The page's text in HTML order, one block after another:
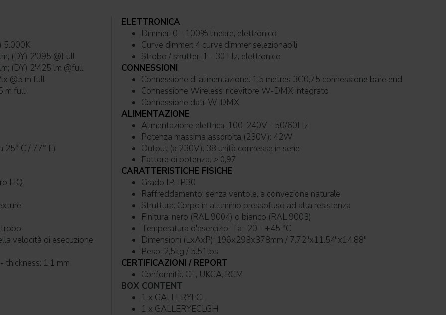
5.000K
(DY) 2'095 @Full
(DY) 2'425 lm @full
@5 m full
m full
@Ta 25° C / 77° F)
HQ
strobo
della velocità di esecuzione
thickness: 1,1 mm
ELETTRONICA
Dimmer: 0 - 100% lineare, elettronico
Curve dimmer: 4 curve dimmer selezionabili
Strobo / shutter: 1 - 30 Hz, elettronico
CONNESSIONI
Connessione di alimentazione: 1,5 metres 3G0,75 connessione bare end
Connessione Wireless: ricevitore W-DMX integrato
Connessione dati: W-DMX
ALIMENTAZIONE
Alimentazione elettrica: 100-240V - 50/60Hz
Potenza massima assorbita (230V): 42W
Output (a 230V): 38 unità connesse in serie
Fattore di potenza: > 0,97
CARATTERISTICHE FISICHE
Grado IP: IP30
Raffreddamento: senza ventole, a convezione naturale
Struttura: Corpo in alluminio pressofuso ad alta resistenza
Finitura: nero (RAL 9004) o bianco (RAL 9003)
Temperatura d'esercizio: Ta -20 - +45 °C
Dimensioni (LxAxP): 196x293x378mm / 7.72''x11.54''x14.88''
Peso: 2,5kg / 5.51lbs
CERTIFICAZIONI / REPORT
Conformità: CE, UKCA, RCM
BOX CONTENT
1 x GALLERYECL
1 x GALLERYECLGH